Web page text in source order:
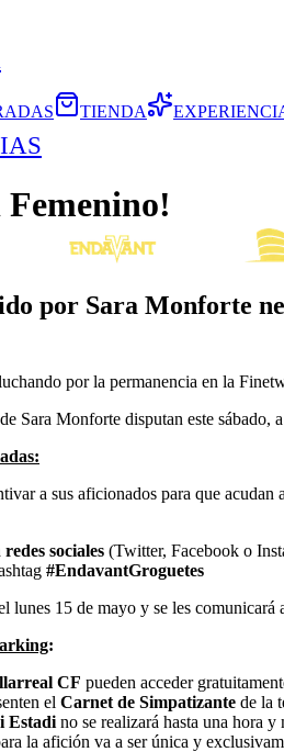
TIENDA
Femenino!
por Sara Monforte
por la permanencia en la
Sara Monforte disputan este
a sus aficionados para que
sociales (Twitter, Facebook o
#EndavantGroguetes
lunes 15 de mayo y se les
:
CF pueden acceder
el Carnet de Simpatizante de la
Estadi no se realizará hasta una hora y
la afición va a ser única y